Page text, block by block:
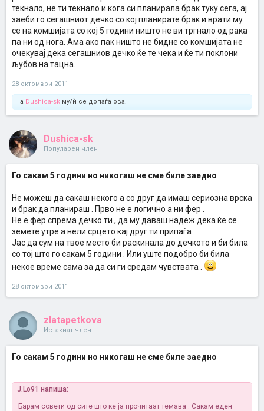
текнало, не ти текнало и кога си планирала брак туку сега, ај
заеби го сегашниот дечко со кој планирате брак и врати му
се на комшијата со кој 5 години ништо не ви тргнало од рака
па ни од нога. Ама ако пак ништо не бидне со комшијата не
очекувај дека сегашниов дечко ќе те чека и ќе ти поклони
љубов на тацна.
28 октомври 2011
На Dushica-sk му/ѝ се допаѓа ова.
Dushica-sk
Популарен член
Го сакам 5 години но никогаш не сме биле заедно
Не можеш да сакаш некого а со друг да имаш сериозна врска
и брак да планираш . Прво не е логично а ни фер .
Не е фер спрема дечко ти , да му даваш надеж дека ќе се
земете утре а нели срцето кај друг ти припаѓа .
Јас да сум на твое место би раскинала до дечкото и би била
со тој што го сакам 5 години . Или уште подобро би била
некое време сама за да си ги средам чувствата .
28 октомври 2011
zlatapetkova
Истакнат член
Го сакам 5 години но никогаш не сме биле заедно
J.Lo91 напиша:
Барам совети од сите што ке ја прочитаат темава . Сакам еден